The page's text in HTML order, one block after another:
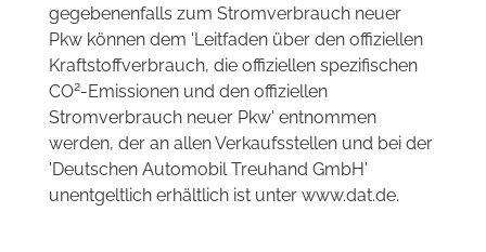
gegebenenfalls zum Stromverbrauch neuer
Pkw können dem 'Leitfaden über den offiziellen
Kraftstoffverbrauch, die offiziellen spezifischen
CO2-Emissionen und den offiziellen
Stromverbrauch neuer Pkw' entnommen
werden, der an allen Verkaufsstellen und bei der
'Deutschen Automobil Treuhand GmbH'
unentgeltlich erhältlich ist unter www.dat.de.